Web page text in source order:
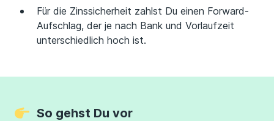
Für die Zinssicherheit zahlst Du einen Forward-
Aufschlag, der je nach Bank und Vorlaufzeit
unterschiedlich hoch ist.
So gehst Du vor